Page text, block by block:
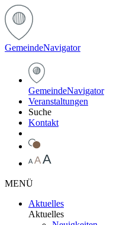
GemeindeNavigator
GemeindeNavigator
Veranstaltungen
Suche
Kontakt
A AA
MENÜ
Aktuelles
Aktuelles